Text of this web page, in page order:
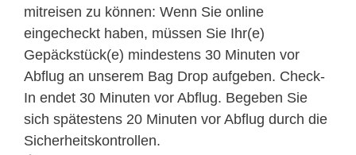
mitreisen zu können: Wenn Sie online
eingecheckt haben, müssen Sie Ihr(e)
Gepäckstück(e) mindestens 30 Minuten vor
Abflug an unserem Bag Drop aufgeben. Check-
In endet 30 Minuten vor Abflug. Begeben Sie
sich spätestens 20 Minuten vor Abflug durch die
Sicherheitskontrollen.